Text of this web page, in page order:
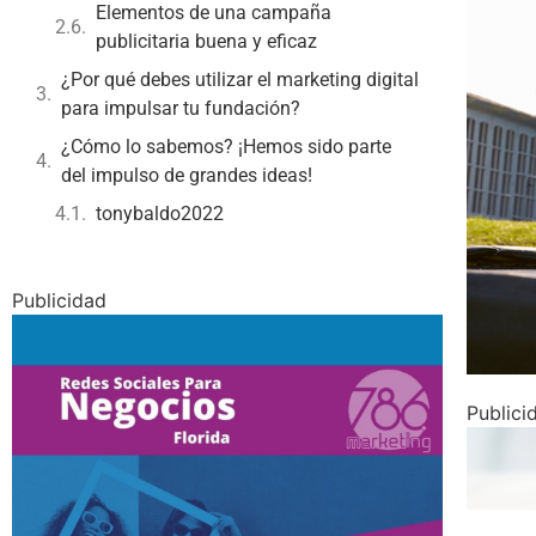
Elementos de una campaña
publicitaria buena y eficaz
¿Por qué debes utilizar el marketing digital
para impulsar tu fundación?
¿Cómo lo sabemos? ¡Hemos sido parte
del impulso de grandes ideas!
tonybaldo2022
Publicidad